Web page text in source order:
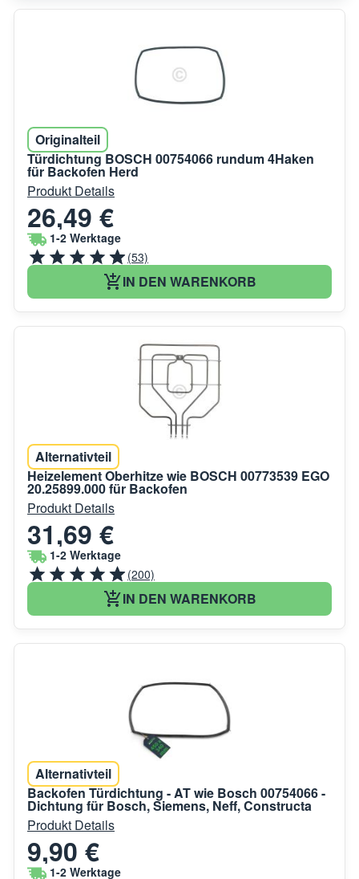
Originalteil
Türdichtung BOSCH 00754066 rundum 4Haken
für Backofen Herd
Produkt Details
26,49 €
1-2 Werktage
(53)
IN DEN WARENKORB
Alternativteil
Heizelement Oberhitze wie BOSCH 00773539 EGO
20.25899.000 für Backofen
Produkt Details
31,69 €
1-2 Werktage
(200)
IN DEN WARENKORB
Alternativteil
Backofen Türdichtung - AT wie Bosch 00754066 -
Dichtung für Bosch, Siemens, Neff, Constructa
Produkt Details
9,90 €
1-2 Werktage